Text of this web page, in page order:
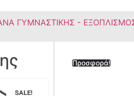
ΓΥΜΝΑΣΤΙΚΗΣ - ΕΞΟΠΛΙΣΜΟΣ
SALE!
Προσφορά!